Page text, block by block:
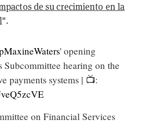
de su crecimiento en la
".
' opening
Subcommittee hearing on the
payments systems | 📺:
on Financial Services